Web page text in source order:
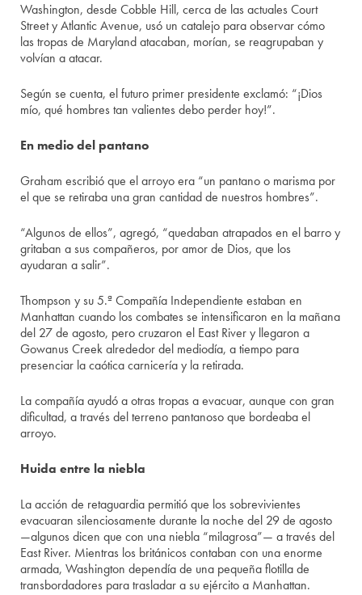
Washington, desde Cobble Hill, cerca de las actuales Court
Street y Atlantic Avenue, usó un catalejo para observar cómo
las tropas de Maryland atacaban, morían, se reagrupaban y
volvían a atacar.
Según se cuenta, el futuro primer presidente exclamó: “¡Dios
mío, qué hombres tan valientes debo perder hoy!”.
En medio del pantano
Graham escribió que el arroyo era “un pantano o marisma por
el que se retiraba una gran cantidad de nuestros hombres”.
“Algunos de ellos”, agregó, “quedaban atrapados en el barro y
gritaban a sus compañeros, por amor de Dios, que los
ayudaran a salir”.
Thompson y su 5.ª Compañía Independiente estaban en
Manhattan cuando los combates se intensificaron en la mañana
del 27 de agosto, pero cruzaron el East River y llegaron a
Gowanus Creek alrededor del mediodía, a tiempo para
presenciar la caótica carnicería y la retirada.
La compañía ayudó a otras tropas a evacuar, aunque con gran
dificultad, a través del terreno pantanoso que bordeaba el
arroyo.
Huida entre la niebla
La acción de retaguardia permitió que los sobrevivientes
evacuaran silenciosamente durante la noche del 29 de agosto
—algunos dicen que con una niebla “milagrosa”— a través del
East River. Mientras los británicos contaban con una enorme
armada, Washington dependía de una pequeña flotilla de
transbordadores para trasladar a su ejército a Manhattan.